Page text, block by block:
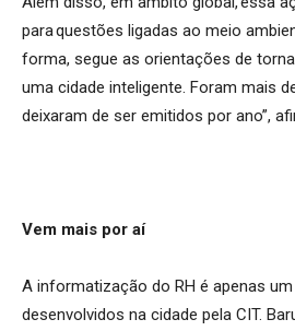
para questões ligadas ao meio
forma, segue as orientações de
uma cidade inteligente. Foram mais
deixaram de ser emitidos por ano”,
Vem mais por aí
A informatização do RH é apenas
desenvolvidos na cidade pela CIT.